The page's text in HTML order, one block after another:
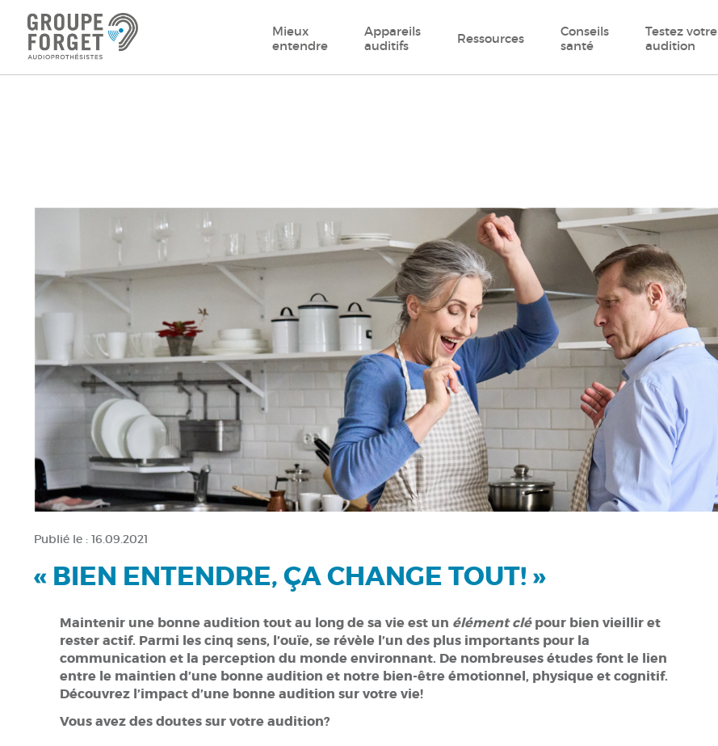
Mieux
entendre
Appareils
auditifs
Ressources
Conseils
santé
Testez votre
audition
Publié le : 16.09.2021
« BIEN ENTENDRE, ÇA CHANGE TOUT! »
Maintenir une bonne audition tout au long de sa vie est un élément clépour bien vieillir et
rester actif. Parmi les cinq sens, l’ouïe, se révèle l’un des plus importants pour la
communication et la perception du monde environnant. De nombreuses études font le lien
entre le maintien d’une bonne audition et notre bien-être émotionnel, physique et cognitif.
Découvrez l’impact d’une bonne audition sur votre vie!
Vous avez des doutes sur votre audition?